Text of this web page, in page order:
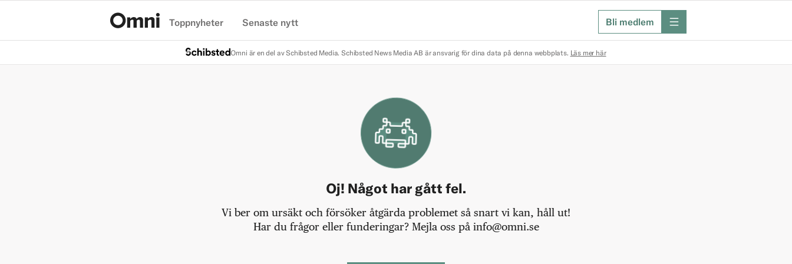
Toppnyheter Senaste nytt Bli medlem meny
Omni är en del av Schibsted Media. Schibsted News Media AB är ansvarig för dina data på denna webbplats. Läs mer här
Oj! Något har gått fel.
Vi ber om ursäkt och försöker åtgärda problemet så snart vi kan, håll ut!
Har du frågor eller funderingar? Mejla oss på info@omni.se